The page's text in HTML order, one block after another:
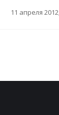
11 апреля